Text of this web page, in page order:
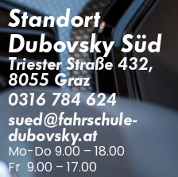
Standort
Dubovsky Süd
Triester Straße 432,
8055 Graz
0316 784 624
sued@fahrschule-
dubovsky.at
Mo-Do 9.00 – 18.00
Fr 9.00 – 17.00